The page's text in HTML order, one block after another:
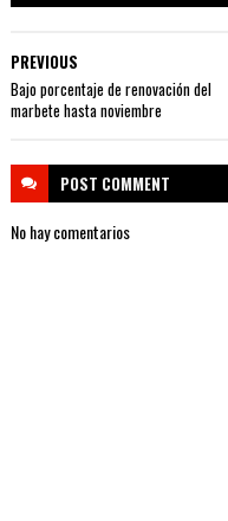
PREVIOUS
Bajo porcentaje de renovación del
marbete hasta noviembre
POST COMMENT
No hay comentarios